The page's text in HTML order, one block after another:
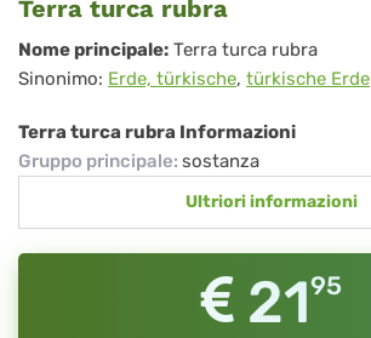
Terra turca rubra
Terra
turca
rubra
Nome principale: Terra turca rubra
Sinonimo: Erde, türkische, türkische Erde
Terra turca rubra Informazioni
Gruppo principale: sostanza
Ultriori informazioni
2195